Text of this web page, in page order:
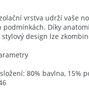
vrstva udrží vaše
podmínkách. Díky
design lze
80% bavlna, 15%